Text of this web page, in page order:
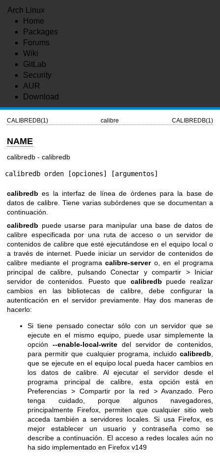
Arch Linux
Home
Packages
Forums
Wiki
GitLab
Security
AUR
Download
CALIBREDB(1) calibre CALIBREDB(1)
NAME
calibredb - calibredb
calibredb orden [opciones] [argumentos]
calibredb es la interfaz de línea de órdenes para la base de
datos de calibre. Tiene varias subórdenes que se documentan a
continuación.
calibredb puede usarse para manipular una base de datos de
calibre especificada por una ruta de acceso o un servidor de
contenidos de calibre que esté ejecutándose en el equipo local o
a través de internet. Puede iniciar un servidor de contenidos de
calibre mediante el programa calibre-servero, en el programa
principal de calibre, pulsando Conectar y compartir > Iniciar
servidor de contenidos. Puesto que calibredb puede realizar
cambios en las bibliotecas de calibre, debe configurar la
autenticación en el servidor previamente. Hay dos maneras de
hacerlo:
Si tiene pensado conectar sólo con un servidor que se
ejecute en el mismo equipo, puede usar simplemente la
opción --enable-local-write del servidor de contenidos,
para permitir que cualquier programa, incluido calibredb,
que se ejecute en el equipo local pueda hacer cambios en
los datos de calibre. Al ejecutar el servidor desde el
programa principal de calibre, esta opción está en
Preferencias > Compartir por la red > Avanzado. Pero
tenga cuidado, porque algunos navegadores,
principalmente Firefox, permiten que cualquier sitio web
acceda también a servidores locales. Si usa Firefox, es
mejor establecer un usuario y contraseña como se
describe a continuación. El acceso a redes locales aún no
ha sido implementado en Firefox v149